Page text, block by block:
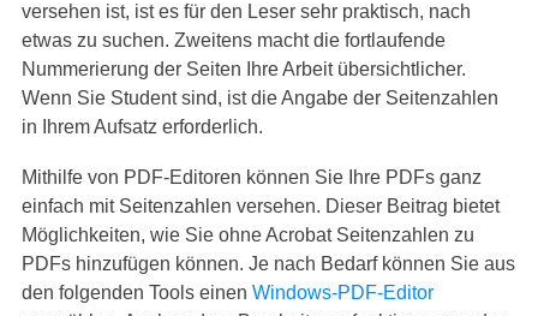
versehen ist, ist es für den Leser sehr praktisch, nach
etwas zu suchen. Zweitens macht die fortlaufende
Nummerierung der Seiten Ihre Arbeit übersichtlicher.
Wenn Sie Student sind, ist die Angabe der Seitenzahlen
in Ihrem Aufsatz erforderlich.
Mithilfe von PDF-Editoren können Sie Ihre PDFs ganz
einfach mit Seitenzahlen versehen. Dieser Beitrag bietet
Möglichkeiten, wie Sie ohne Acrobat Seitenzahlen zu
PDFs hinzufügen können. Je nach Bedarf können Sie aus
den folgenden Tools einen Windows-PDF-Editor